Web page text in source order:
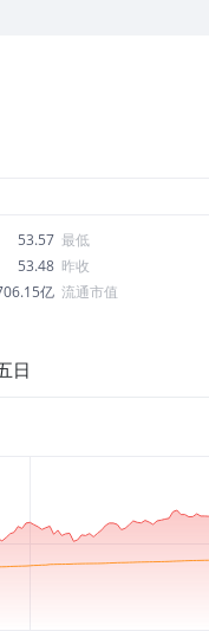
53.57 最低
53.48 昨收
亿 流通市值
64.25
日